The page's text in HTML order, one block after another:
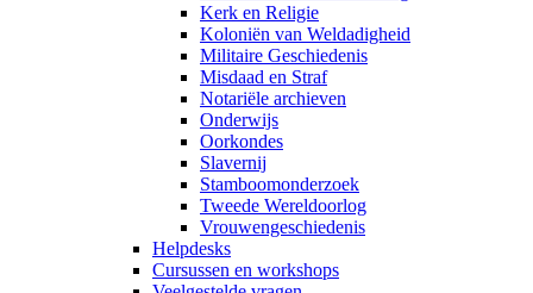
Kerk en Religie
Koloniën van Weldadigheid
Militaire Geschiedenis
Misdaad en Straf
Notariële archieven
Onderwijs
Oorkondes
Slavernij
Stamboomonderzoek
Tweede Wereldoorlog
Vrouwengeschiedenis
Helpdesks
Cursussen en workshops